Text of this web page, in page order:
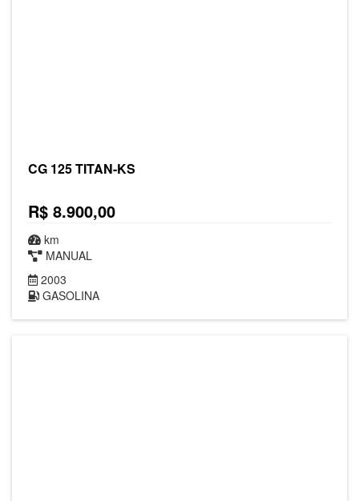
CG 125 TITAN-KS
R$ 8.900,00
km
MANUAL
2003
GASOLINA